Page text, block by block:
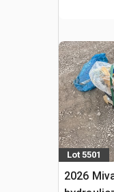
Lot 5501
2026